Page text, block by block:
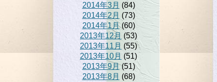
2014年3月 (84)
2014年2月 (73)
2014年1月(60)
2013年12月 (53)
2013年11月 (55)
2013年10月 (51)
2013年9月(51)
2013年8月 (68)